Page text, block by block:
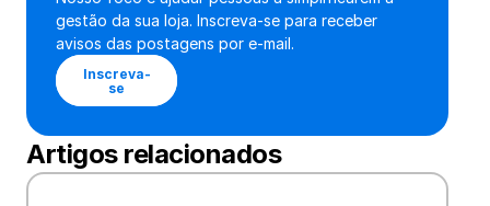
gestão da sua loja. Inscreva-se para receber
avisos das postagens por e-mail.
Inscreva-
se
Artigos relacionados